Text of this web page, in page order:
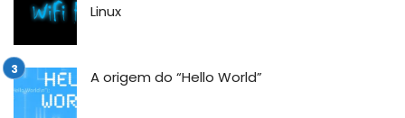
Linux
A origem do “Hello World”